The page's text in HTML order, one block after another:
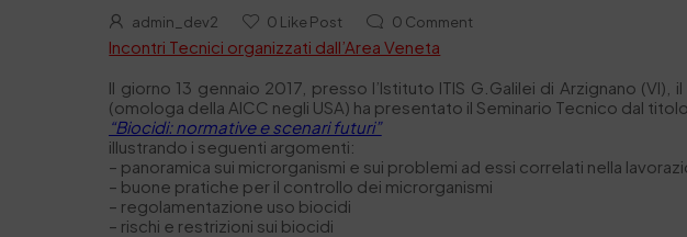
admin_dev2 0 Like Post 0 Comment
Incontri Tecnici organizzati dall’Area Veneta
Il giorno 13 gennaio 2017, presso l’Istituto ITIS G.Galilei di Arzignano
(omologa della AICC negli USA) ha presentato il Seminario Tecnico dal
“Biocidi: normative e scenari futuri”
illustrando i seguenti argomenti:
– panoramica sui microrganismi e sui problemi ad essi correlati nella
– buone pratiche per il controllo dei microrganismi
– regolamentazione uso biocidi
– rischi e restrizioni sui biocidi